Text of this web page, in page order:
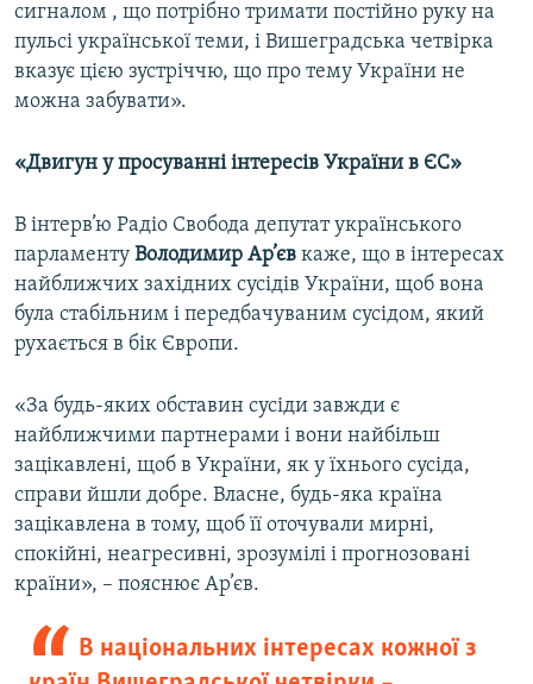
сигналом , що потрібно тримати постійно руку на
пульсі української теми, і Вишеградська четвірка
вказує цією зустріччю, що про тему України не
можна забувати».
«Двигун у просуванні інтересів України в ЄС»
В інтерв’ю Радіо Свобода депутат українського
парламенту Володимир Ар’єв каже, що в інтересах
найближчих західних сусідів України, щоб вона
була стабільним і передбачуваним сусідом, який
рухається в бік Європи.
«За будь-яких обставин сусіди завжди є
найближчими партнерами і вони найбільш
зацікавлені, щоб в України, як у їхнього сусіда,
справи йшли добре. Власне, будь-яка країна
зацікавлена в тому, щоб її оточували мирні,
спокійні, неагресивні, зрозумілі і прогнозовані
країни», – пояснює Ар’єв.
В національних інтересах кожної з